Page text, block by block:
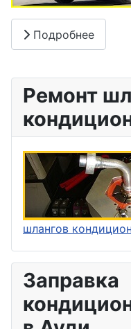
Подробнее
Ремонт
шлангов
Заправка